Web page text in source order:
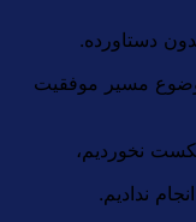
دستاورده.
مسیر موفقیت
نخوردیم،
ندادیم.